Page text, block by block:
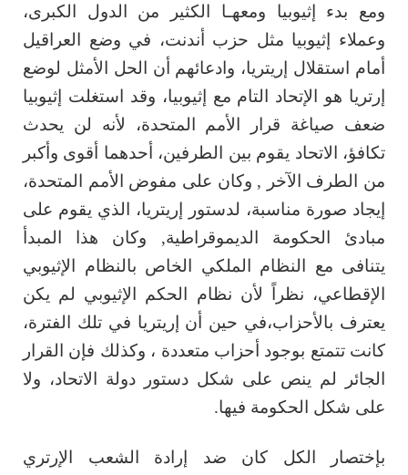
ومع بدء إثيوبيا ومعهـا الكثير من الدول الكبرى،
وعملاء إثيوبيا مثل حزب أندنت، في وضع العراقيل
أمام استقلال إريتريا، وادعائهم أن الحل الأمثل لوضع
إرتريا هو الإتحاد التام مع إثيوبيا، وقد استغلت إثيوبيا
ضعف صياغة قرار الأمم المتحدة، لأنه لن يحدث
تكافؤ، الاتحاد يقوم بين الطرفين، أحدهما أقوى وأكبر
من الطرف الآخر , وكان على مفوض الأمم المتحدة،
إيجاد صورة مناسبة، لدستور إريتريا، الذي يقوم على
مبادئ الحكومة الديموقراطية, وكان هذا المبدأ
يتنافى مع النظام الملكي الخاص بالنظام الإثيوبي
الإقطاعي، نظراً لأن نظام الحكم الإثيوبي لم يكن
يعترف بالأحزاب،في حين أن إريتريا في تلك الفترة،
كانت تتمتع بوجود أحزاب متعددة ، وكذلك فإن القرار
الجائر لم ينص على شكل دستور دولة الاتحاد، ولا
على شكل الحكومة فيها.
بإختصار الكل كان ضد إرادة الشعب الإرتري